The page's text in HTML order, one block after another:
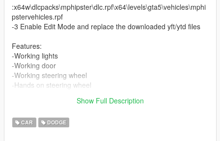
:x64w\dlcpacks\mphipster\dlc.rpf\x64\levels\gta5\vehicles\mphi
pstervehicles.rpf
-3 Enable Edit Mode and replace the downloaded yft/ytd files
Features:
-Working lights
-Working door
-Working steering wheel
-Hands on steering wheel
Car Replacement: glendaleShow Full Description
CAR DODGE